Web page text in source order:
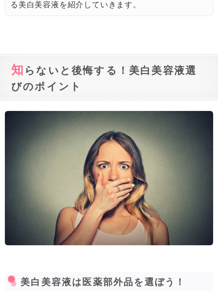
る美白美容液を紹介していきます。
知 らないと後悔する！美白美容液選
びのポイント
美白美容液は医薬部外品を選ぼう！